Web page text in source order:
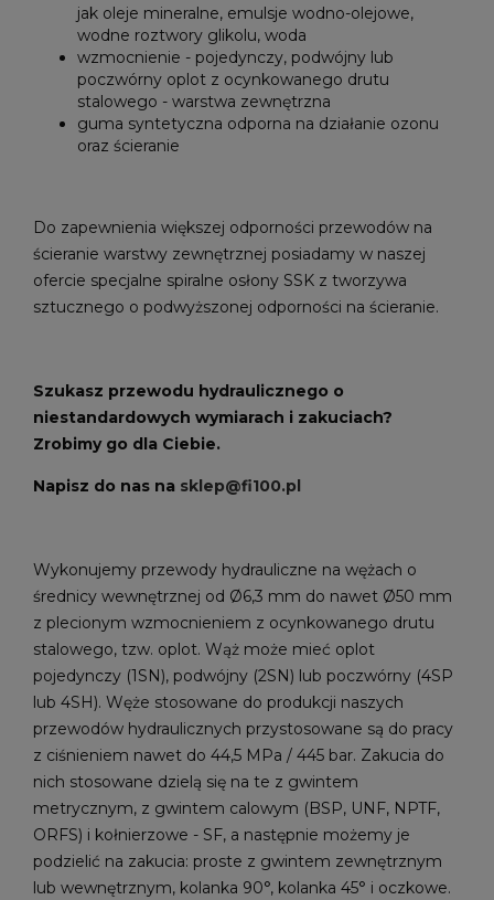
jak oleje mineralne, emulsje wodno-olejowe,
wodne roztwory glikolu, woda
wzmocnienie - pojedynczy, podwójny lub
poczwórny oplot z ocynkowanego drutu
stalowego - warstwa zewnętrzna
guma syntetyczna odporna na działanie ozonu
oraz ścieranie
Do zapewnienia większej odporności przewodów na
ścieranie warstwy zewnętrznej posiadamy w naszej
ofercie specjalne spiralne osłony SSK z tworzywa
sztucznego o podwyższonej odporności na ścieranie.
Szukasz przewodu hydraulicznego o
niestandardowych wymiarach i zakuciach?
Zrobimy go dla Ciebie.
Napisz do nas na sklep@fi100.pl
Wykonujemy przewody hydrauliczne na wężach o
średnicy wewnętrznej od Ø6,3 mm do nawet Ø50 mm
z plecionym wzmocnieniem z ocynkowanego drutu
stalowego, tzw. oplot. Wąż może mieć oplot
pojedynczy (1SN), podwójny (2SN) lub poczwórny (4SP
lub 4SH). Węże stosowane do produkcji naszych
przewodów hydraulicznych przystosowane są do pracy
z ciśnieniem nawet do 44,5 MPa / 445 bar. Zakucia do
nich stosowane dzielą się na te z gwintem
metrycznym, z gwintem calowym (BSP, UNF, NPTF,
ORFS) i kołnierzowe - SF, a następnie możemy je
podzielić na zakucia: proste z gwintem zewnętrznym
lub wewnętrznym, kolanka 90°, kolanka 45° i oczkowe.